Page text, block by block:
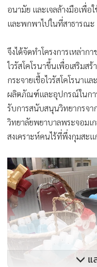
อนามัย และเจลล้างมือเพื่อ
และพกพาไปในที่สาธารณะ
จึงได้จัดทำโครงการเหล่าก
ไวรัสโคโรนาขึ้นเพื่อเสริมส
กระจายเชื้อไวรัสโคโรนา
ผลิตภัณฑ์และอุปกรณ์ในกา
รับการสนับสนุนวิทยากรจา
วิทยาลัยพยาบาลพระจอมเ
สงเคราะห์คนไร้ที่พึ่งกุมสะแ
แ